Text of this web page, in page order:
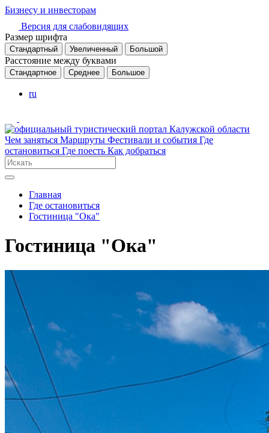
Бизнесу и инвесторам
Версия для слабовидящих
Размер шрифта
Стандартный Увеличенный Большой
Расстояние между буквами
Стандартное Среднее Большое
ru
Чем заняться Маршруты Фестивали и события Где
остановиться Где поесть Как добраться
Главная
Где остановиться
Гостиница "Ока"
Гостиница "Ока"